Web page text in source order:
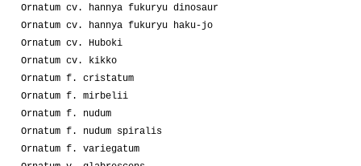
Ornatum cv. hannya fukuryu dinosaur
Ornatum cv. hannya fukuryu haku-jo
Ornatum cv. Huboki
Ornatum cv. kikko
Ornatum f. cristatum
Ornatum f. mirbelii
Ornatum f. nudum
Ornatum f. nudum spiralis
Ornatum f. variegatum